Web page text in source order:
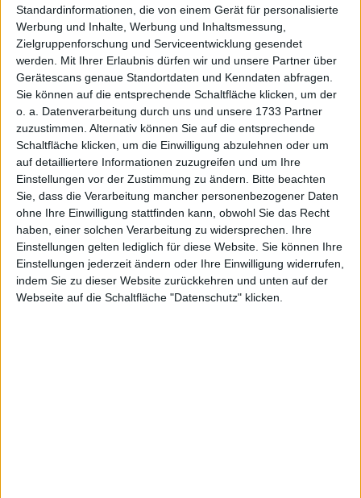
Standardinformationen, die von einem Gerät für personalisierte
Werbung und Inhalte, Werbung und Inhaltsmessung,
Zielgruppenforschung und Serviceentwicklung gesendet
werden.
Mit Ihrer Erlaubnis dürfen wir und unsere Partner über
Gerätescans genaue Standortdaten und Kenndaten abfragen.
Sie können auf die entsprechende Schaltfläche klicken, um der
o. a. Datenverarbeitung durch uns und unsere 1733 Partner
zuzustimmen. Alternativ können Sie auf die entsprechende
Schaltfläche klicken, um die Einwilligung abzulehnen oder um
auf detailliertere Informationen zuzugreifen und um Ihre
Einstellungen vor der Zustimmung zu ändern.
Bitte beachten
Sie, dass die Verarbeitung mancher personenbezogener Daten
ohne Ihre Einwilligung stattfinden kann, obwohl Sie das Recht
haben, einer solchen Verarbeitung zu widersprechen. Ihre
Einstellungen gelten lediglich für diese Website. Sie können Ihre
Einstellungen jederzeit ändern oder Ihre Einwilligung widerrufen,
indem Sie zu dieser Website zurückkehren und unten auf der
Webseite auf die Schaltfläche "Datenschutz" klicken.
© boersengefluester.de | Redaktion
AUR Portfolio III
AUR Portfolio III: Nächster
Reverse-Split 6:1
20 November 2025
#DE000A40UTE1 #A40UTE #m:access
© boersengefluester.de | Redaktion
AUR Portfolio III
Aurelius: Umfirmierung und
Reverse-Split
03 Dezember 2024
#DE000A40UTE1 #A40UTE #m:access
© boersengefluester.de | Redaktion
AURELIUS: „Unsere